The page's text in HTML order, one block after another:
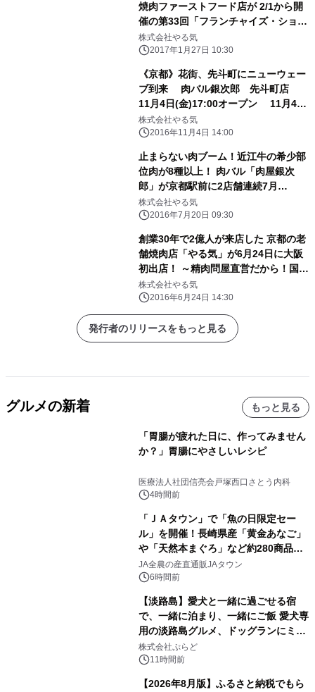
焼肉ファーストフード店が 2/1から開
催の第33回「フランチャイズ・ショー
2017」に出展 ～ 全国展開に向けラ
イセンス加盟店の募集を開始！ ～
株式会社やる気
2017年1月27日 10:30
《京都》花街、先斗町にニューウェー
ブ到来 肉バル銀次郎 先斗町店
11月4日(金)17:00オープン 11月4日
～6日のオープンフェアで女性グルー
プ先着20名 《黒毛牛ステーキ》1人前
株式会社やる気
2016年11月4日 14:00
止まらない肉ブーム！近江牛の希少部
位肉が8種以上！ 肉バル「肉屋銀次
郎」が京都駅前に2店舗連続7月
OPEN！ ～オープン記念！3日間限定
でキャンペーン実施！～
株式会社やる気
2016年7月20日 09:30
創業30年で2億人が来店した 京都の老
舗焼肉店「やる気」が6月24日に大阪
初出店！ ～精肉問屋直営だから！国産
黒毛牛が食べ放題～
株式会社やる気
2016年6月24日 14:30
発行者のリリースをもっと見る
グルメの新着 もっと見る
「胃腸が疲れた日に、作ってみません
か？」胃腸にやさしいレシピ
医療法人社団信亮会戸塚西口さとう内科
4時間前
「ＪＡタウン」で「魚の日限定セー
ル」を開催！長崎県産「黄金あなご」
や「天然本まぐろ」など約280商品を
販売！～毎月１０日の定例企画～
JA全農の産直通販JAタウン
6時間前
【淡路島】愛犬と一緒に過ごせる宿
で、一緒に泊まり、一緒にご飯 愛犬専
用の淡路島グルメ、ドッグランにミニ
プール グランピングとトレーラーハウ
スの2施設で
株式会社ぷらど
11時間前
【2026年8月版】ふるさと納税でもら